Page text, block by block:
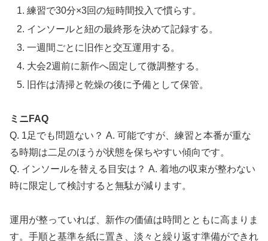
練習で30分×3回の短時間投入で慣らす。
インソールと紐の最終形を決めて記録する。
一週間ごとに旧作と交互運用する。
大会2週前に新作へ固定して微調整する。
旧作は清掃と乾燥の後に予備として保管。
ミニFAQ
Q. 1足でも問題ない？ A. 可能ですが、練習と本番が重な
る時期は二足のほうが状態を保ちやすい傾向です。
Q. インソールを替える目安は？ A. 着地の収束が整わない
時に限定して検討すると無駄が減ります。
運用が整っていれば、新作の価値は時間とともに高まりま
す。手順と基準を紙に置き、淡々と繰り返す準備ができれ